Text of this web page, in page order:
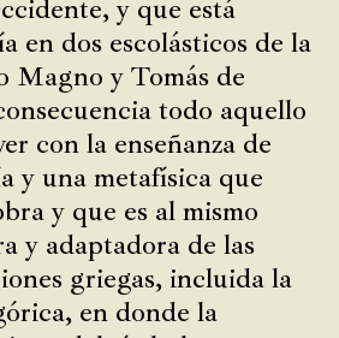
y que está
en dos escolásticos de la
Magno y Tomás de
todo aquello
con la enseñanza de
y una metafísica que
y que es al mismo
y adaptadora de las
griegas, incluida la
en donde la